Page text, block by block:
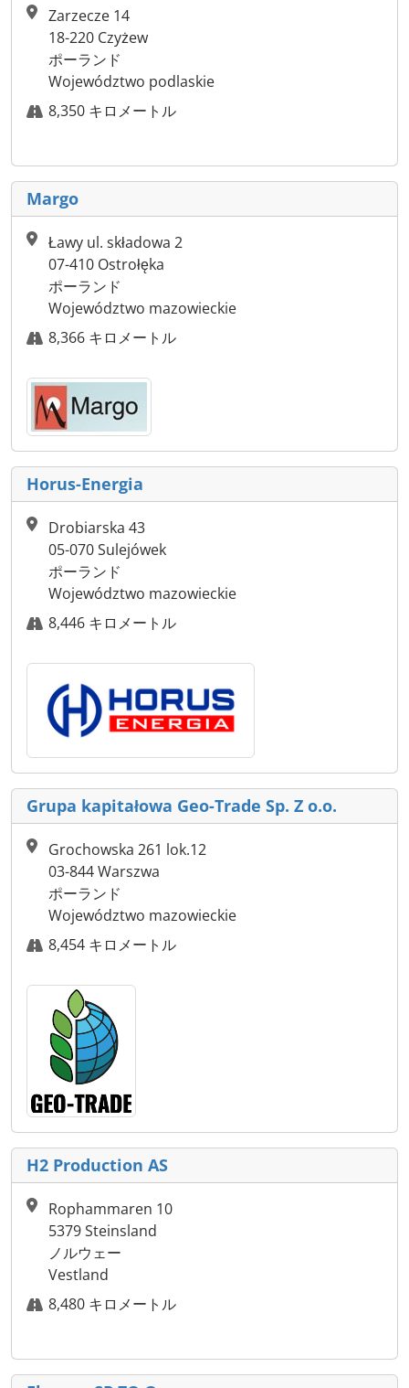
Zarzecze 14
18-220 Czyżew
ポーランド
Województwo podlaskie
8,350 キロメートル
Margo
Ławy ul. składowa 2
07-410 Ostrołęka
ポーランド
Województwo mazowieckie
8,366 キロメートル
Horus-Energia
Drobiarska 43
05-070 Sulejówek
ポーランド
Województwo mazowieckie
8,446 キロメートル
Grupa kapitałowa Geo-Trade Sp. Z o.o.
Grochowska 261 lok.12
03-844 Warszwa
ポーランド
Województwo mazowieckie
8,454 キロメートル
H2 Production AS
Rophammaren 10
5379 Steinsland
ノルウェー
Vestland
8,480 キロメートル